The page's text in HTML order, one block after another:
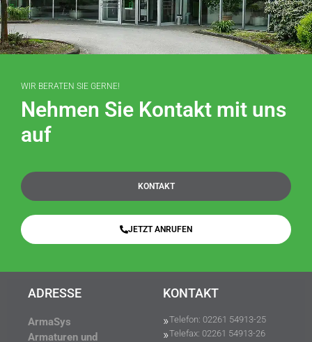
WIR BERATEN SIE GERNE!
Nehmen Sie Kontakt mit uns
auf
KONTAKT
JETZT ANRUFEN
ADRESSE
ArmaSys
Armaturen und
KONTAKT
Telefon: 02261 54913-25
Telefax: 02261 54913-26